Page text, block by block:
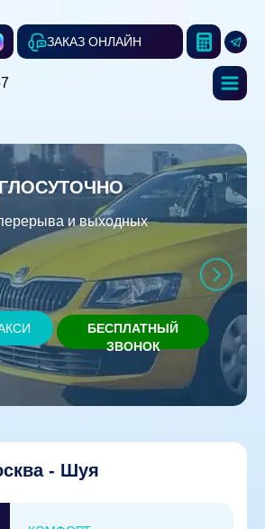
ЗАКАЗ ОНЛАЙН
и выходных
БЕСПЛАТНЫЙ
ЗВОНОК
- Шуя